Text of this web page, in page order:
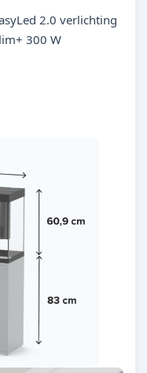
2.0 verlichting
300 W